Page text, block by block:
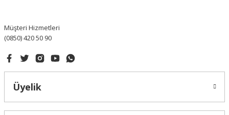
Müşteri Hizmetleri
(0850) 420 50 90
Üyelik